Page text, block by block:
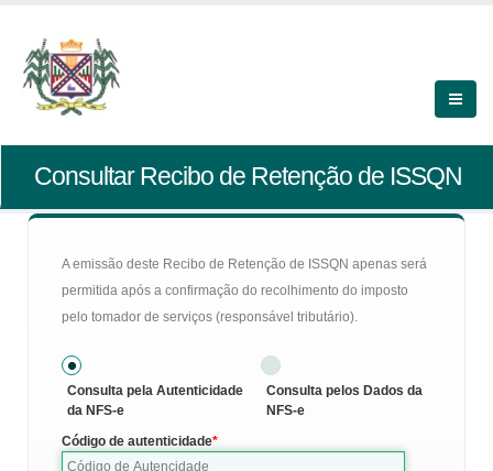
Consultar Recibo de Retenção de ISSQN
A emissão deste Recibo de Retenção de ISSQN apenas será
permitida após a confirmação do recolhimento do imposto
pelo tomador de serviços (responsável tributário).
Consulta pela Autenticidade
da NFS-e
Consulta pelos Dados da
NFS-e
Código de autenticidade